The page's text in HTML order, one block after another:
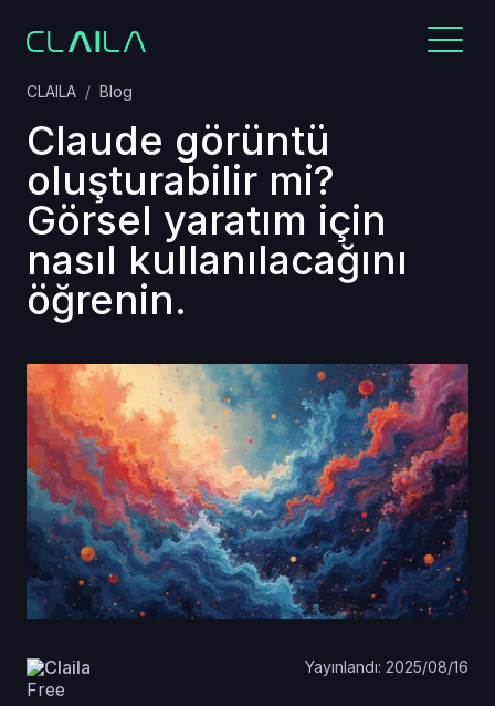
CLAILA Blog
Claude görüntü
oluşturabilir mi?
Görsel yaratım için
nasıl kullanılacağını
öğrenin.
Claila Yayınlandı: 2025/08/16